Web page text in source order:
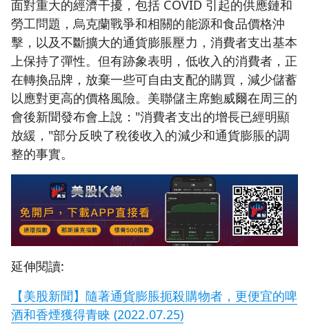
面對重大的經濟干擾，包括 COVID 引起的供應鏈和
勞工問題，烏克蘭戰爭和相關的能源和食品價格沖
擊，以及不斷擴大的通貨膨脹壓力，消費者支出基本
上保持了彈性。但有跡象表明，低收入的消費者，正
在轉換品牌，放棄一些可自由支配的購買，減少儲蓄
以應對更高的價格風險。美聯儲主席鮑威爾在周三的
會後新聞發布會上說："消費者支出的增長已經明顯
放緩，"部分反映了稅後收入的減少和通貨膨脹的調
整的事實。
延伸閱讀:
【美股新聞】隨著通貨膨脹扼殺購物者，更便宜的啤
酒和香煙獲得青睞 (2022.07.25)